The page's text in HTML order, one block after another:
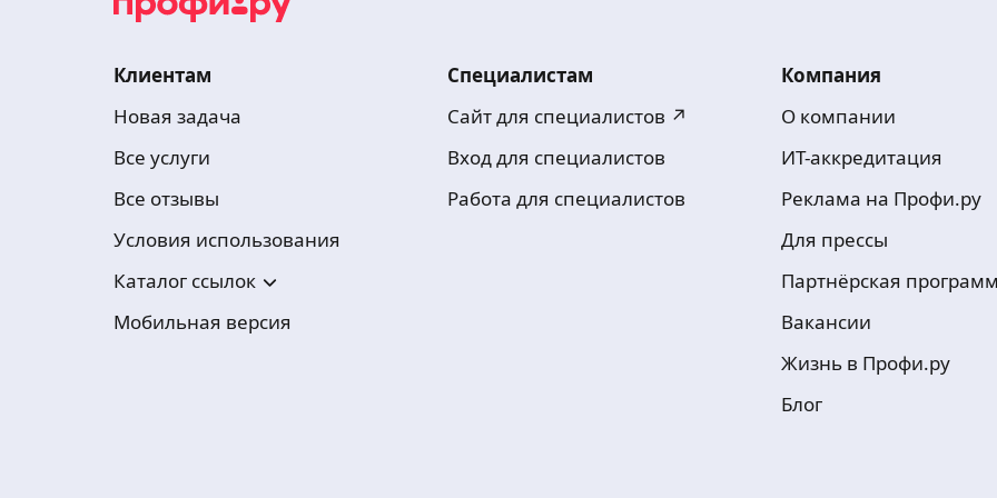
Клиентам
Новая задача
Все услуги
Все отзывы
Условия использования
Каталог ссылок
Мобильная версия
Специалистам
Сайт для специалистов ↗
Вход для специалистов
Работа для специалистов
Компания
О компании
ИТ-аккредитация
Реклама на Профи.ру
Для прессы
Партнёрская
Вакансии
Жизнь в Профи.ру
Блог